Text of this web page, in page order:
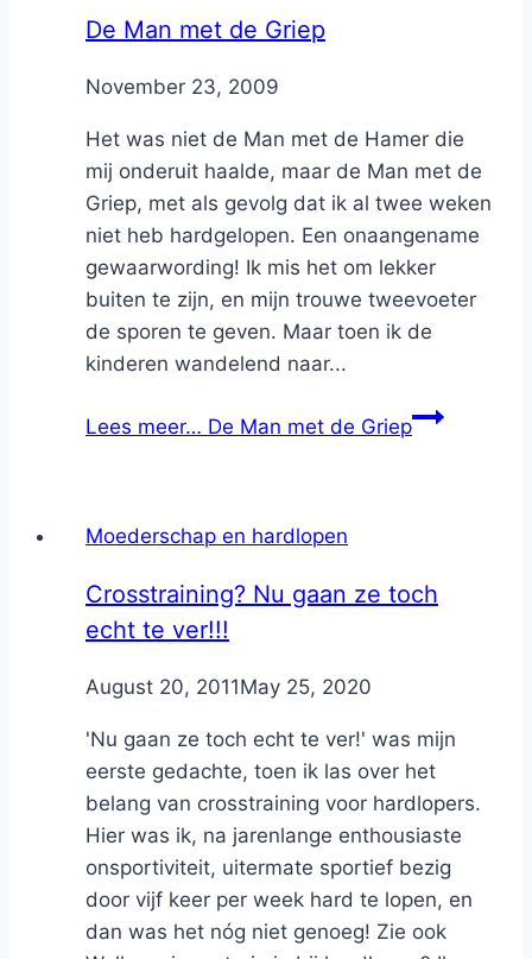
De Man met de Griep
ByNicole
November 23, 2009
Het was niet de Man met de Hamer die
mij onderuit haalde, maar de Man met de
Griep, met als gevolg dat ik al twee weken
niet heb hardgelopen. Een onaangename
gewaarwording! Ik mis het om lekker
buiten te zijn, en mijn trouwe tweevoeter
de sporen te geven. Maar toen ik de
kinderen wandelend naar...
Lees meer… De Man met de Griep
Moederschap en hardlopen
Crosstraining? Nu gaan ze toch
echt te ver!!!
ByNicole
August 20, 2011May 25, 2020
'Nu gaan ze toch echt te ver!' was mijn
eerste gedachte, toen ik las over het
belang van crosstraining voor hardlopers.
Hier was ik, na jarenlange enthousiaste
onsportiviteit, uitermate sportief bezig
door vijf keer per week hard te lopen, en
dan was het nóg niet genoeg! Zie ook